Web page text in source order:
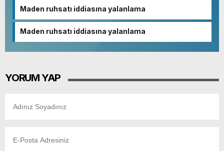
Maden ruhsatı iddiasına yalanlama
Maden ruhsatı iddiasına yalanlama
YORUM YAP